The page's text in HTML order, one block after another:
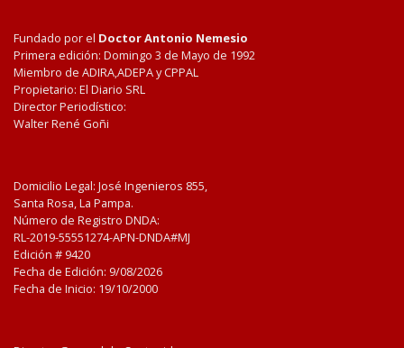
Fundado por el Doctor Antonio Nemesio
Primera edición: Domingo 3 de Mayo de 1992
Miembro de ADIRA,ADEPA y CPPAL
Propietario: El Diario SRL
Director Periodístico:
Walter René Goñi
Domicilio Legal: José Ingenieros 855,
Santa Rosa, La Pampa.
Número de Registro DNDA:
RL-2019-55551274-APN-DNDA#MJ
Edición # 9420
Fecha de Edición: 9/08/2026
Fecha de Inicio: 19/10/2000